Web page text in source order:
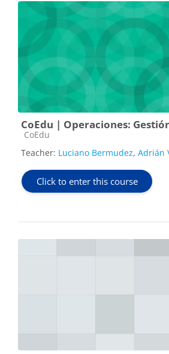
CoEdu | Operaciones:
Course category
CoEdu
Teacher: Luciano Bermudez, Adrián
Click to enter this course